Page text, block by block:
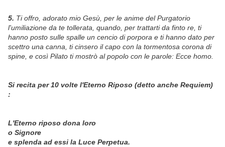
5. Ti offro, adorato mio Gesù, per le anime del Purgatorio
l'umiliazione da te tollerata, quando, per trattarti da finto re, ti
hanno posto sulle spalle un cencio di porpora e ti hanno dato per
scettro una canna, ti cinsero il capo con la tormentosa corona di
spine, e così Pilato ti mostrò al popolo con le parole: Ecce homo.
Si recita per 10 volte l'Eterno Riposo (detto anche Requiem)
:
L'Eterno riposo dona loro
o Signore
e splenda ad essi la Luce Perpetua.